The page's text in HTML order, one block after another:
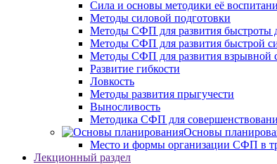
Сила и основы методики её
Методы силовой подготовки
Методы СФП для развития быстроты
Методы СФП для развития быстрой
Методы СФП для развития взрывной
Развитие гибкости
Ловкость
Методы развития прыгучести
Выносливость
Методика СФП для
Основы
Место и формы организации СФП в
Лекционный раздел